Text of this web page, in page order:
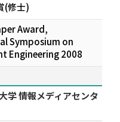
(修士)
Award,
Symposium on
Engineering 2008
学 情報メディアセンタ